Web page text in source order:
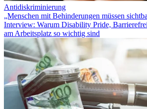
Antidiskriminierung
„Menschen mit Behinderungen müssen
Interview: Warum Disability Pride,
am Arbeitsplatz so wichtig sind